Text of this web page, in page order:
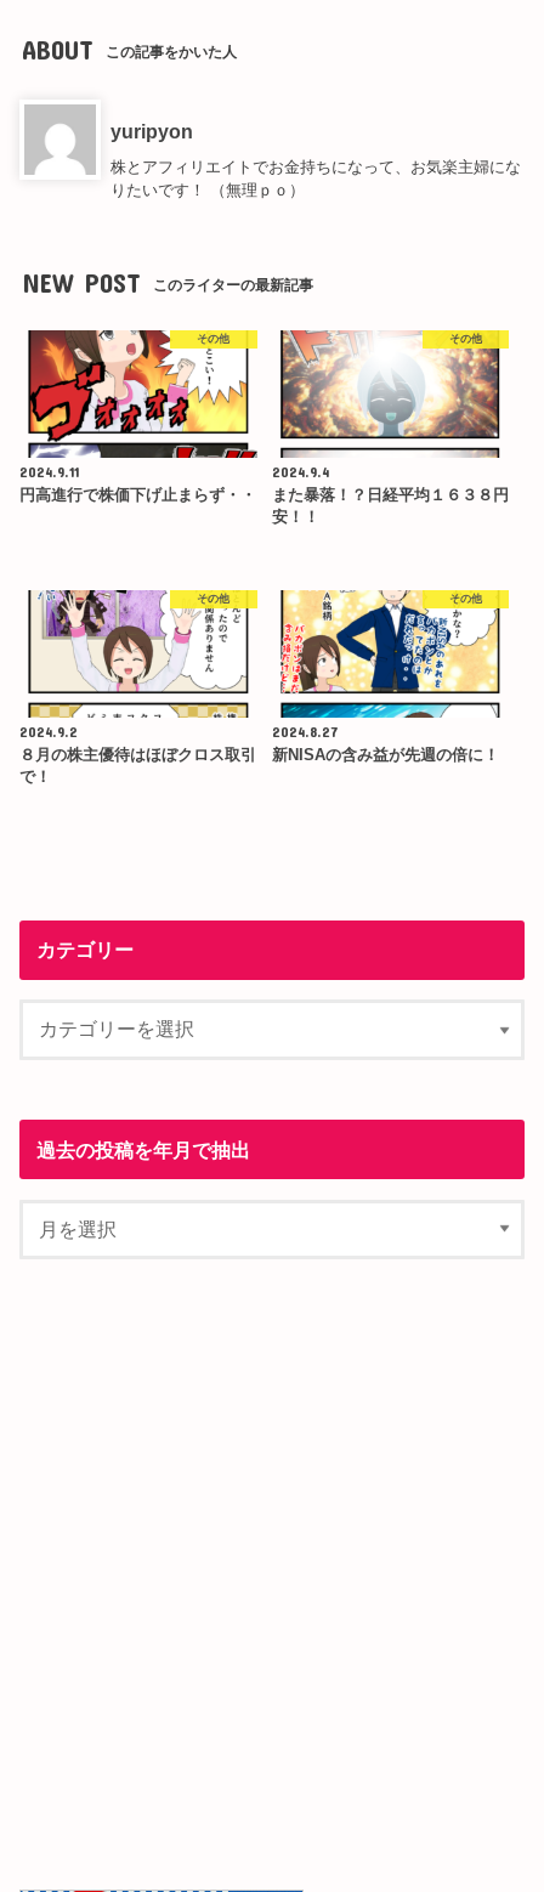
ABOUT この記事をかいた人
yuripyon
株とアフィリエイトでお金持ちになって、お気楽主婦にな
りたいです！ （無理ｐｏ）
NEW POST このライターの最新記事
その他
2024.9.11
円高進行で株価下げ止まらず・・
その他
2024.9.4
また暴落！？日経平均１６３８円
安！！
その他
2024.9.2
８月の株主優待はほぼクロス取引
で！
その他
2024.8.27
新NISAの含み益が先週の倍に！
カテゴリー
過去の投稿を年月で抽出